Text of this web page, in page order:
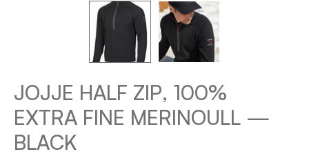
JOJJE HALF ZIP, 100%
EXTRA FINE MERINOULL —
BLACK